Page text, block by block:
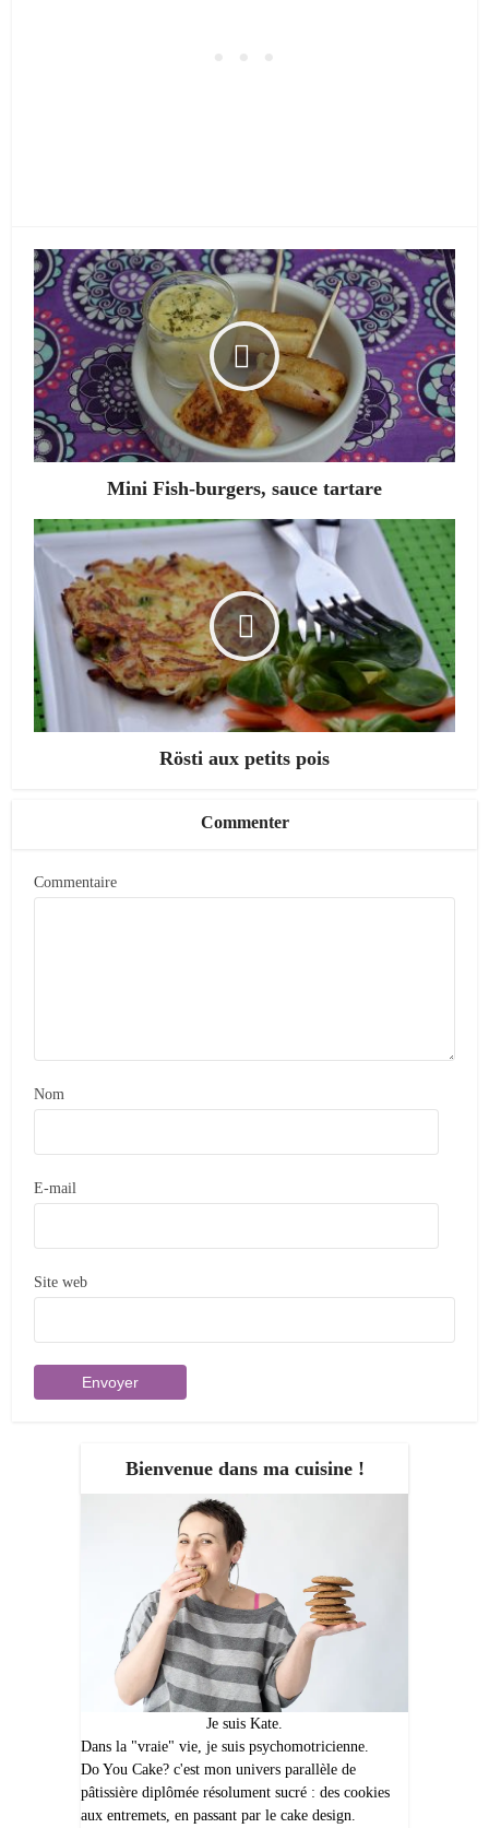
Mini Fish-burgers, sauce tartare
Rösti aux petits pois
Commenter
Commentaire
Nom
E-mail
Site web
Bienvenue dans ma cuisine !
Je suis Kate.
Dans la "vraie" vie, je suis psychomotricienne.
Do You Cake? c'est mon univers parallèle de
pâtissière diplômée résolument sucré : des cookies
aux entremets, en passant par le cake design.